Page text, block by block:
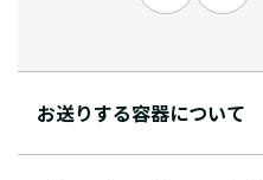
お送りする容器について